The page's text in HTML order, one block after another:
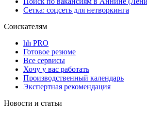
Сетка: соцсеть для нетворкинга
Соискателям
hh PRO
Готовое резюме
Все сервисы
Хочу у вас работать
Производственный календарь
Экспертная рекомендация
Новости и статьи